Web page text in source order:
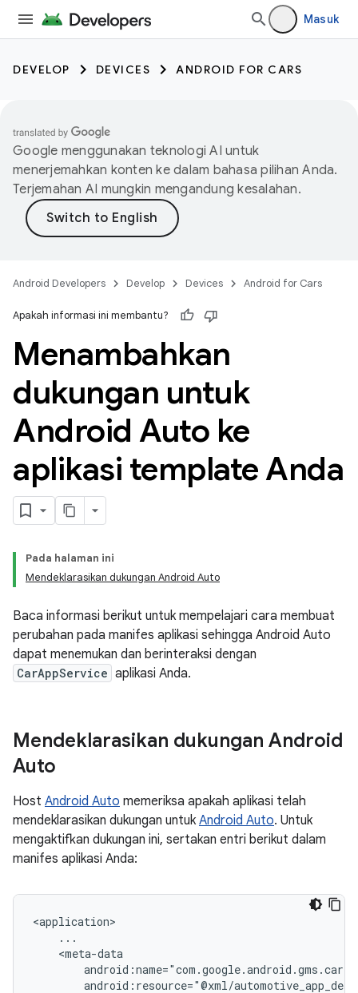
Masuk
DEVELOP DEVICES ANDROID FOR CARS
Google menggunakan teknologi AI untuk
menerjemahkan konten ke dalam bahasa pilihan Anda.
Terjemahan AI mungkin mengandung kesalahan.
Android Developers Develop Devices Android for Cars
Apakah informasi ini membantu?
Menambahkan
dukungan untuk
Android Auto ke
aplikasi template Anda
Pada halaman ini
Mendeklarasikan dukungan Android Auto
Baca informasi berikut untuk mempelajari cara membuat
perubahan pada manifes aplikasi sehingga Android Auto
dapat menemukan dan berinteraksi dengan
CarAppService aplikasi Anda.
Mendeklarasikan dukungan Android
Auto
Host Android Auto memeriksa apakah aplikasi telah
mendeklarasikan dukungan untuk Android Auto. Untuk
mengaktifkan dukungan ini, sertakan entri berikut dalam
manifes aplikasi Anda: